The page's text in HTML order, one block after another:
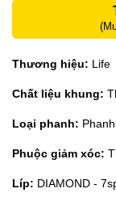
Thương hiệu: Life
Chất liệu khung:
Loại phanh:
Phuộc giảm xóc:
Líp: DIAMOND -